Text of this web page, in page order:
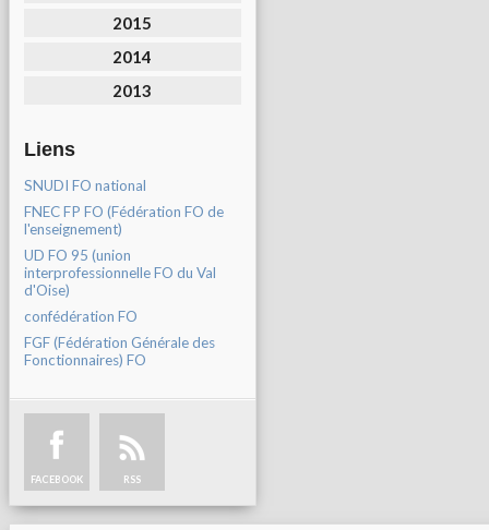
2015
2014
2013
Liens
SNUDI FO national
FNEC FP FO (Fédération FO de
l'enseignement)
UD FO 95 (union
interprofessionnelle FO du Val
d'Oise)
confédération FO
FGF (Fédération Générale des
Fonctionnaires) FO
FACEBOOK RSS